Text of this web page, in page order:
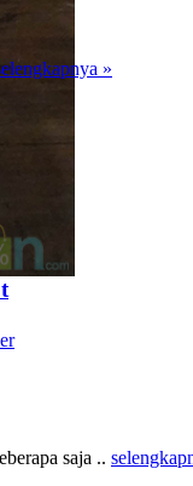
»
saja ..